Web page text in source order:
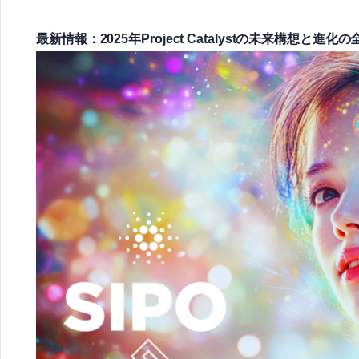
最新情報： 2025年Project Catalystの未来構想と進化の